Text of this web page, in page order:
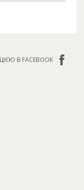
В FACEBOOK